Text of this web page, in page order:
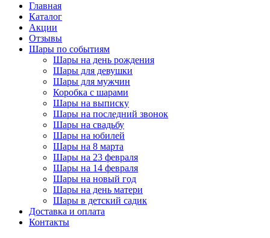
Главная
Каталог
Акции
Отзывы
Шары по событиям
Шары на день рождения
Шары для девушки
Шары для мужчин
Коробка с шарами
Шары на выписку
Шары на последний звонок
Шары на свадьбу
Шары на юбилей
Шары на 8 марта
Шары на 23 февраля
Шары на 14 февраля
Шары на новый год
Шары на день матери
Шары в детский садик
Доставка и оплата
Контакты